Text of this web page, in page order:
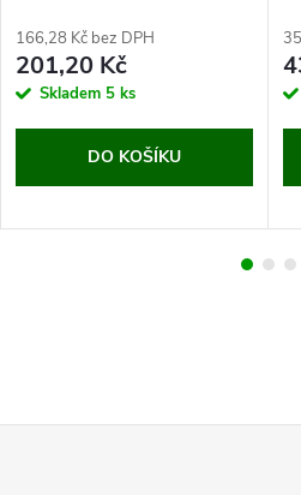
166,28 Kč bez DPH
201,20 Kč
Skladem 5 ks
DO KOŠÍKU